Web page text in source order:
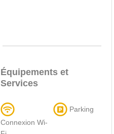
Équipements et
Services
Connexion Wi-
Parking